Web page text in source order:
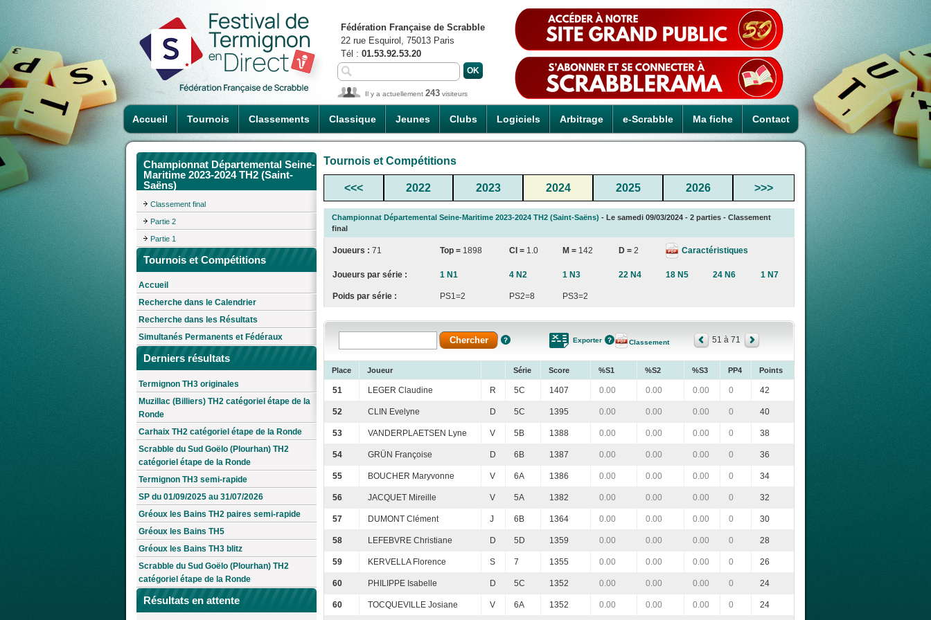
Accueil Tournois Classements Classique Jeunes Clubs Logiciels Arbitrage e-Scrabble Ma fiche Contact
Fédération Française de Scrabble
22 rue Esquirol, 75013 Paris
Tél : 01.53.92.53.20
Il y a actuellement 243 visiteurs
Championnat Départemental Seine-
Maritime 2023-2024 TH2 (Saint-
Saëns)
Classement final
Partie 2
Partie 1
Tournois et Compétitions
Accueil
Recherche dans le Calendrier
Recherche dans les Résultats
Simultanés Permanents et Fédéraux
Derniers résultats
Termignon TH3 originales
Muzillac (Billiers) TH2 catégoriel étape de la
Ronde
Carhaix TH2 catégoriel étape de la Ronde
Scrabble du Sud Goëlo (Plourhan) TH2
catégoriel étape de la Ronde
Termignon TH3 semi-rapide
SP du 01/09/2025 au 31/07/2026
Gréoux les Bains TH2 paires semi-rapide
Gréoux les Bains TH5
Gréoux les Bains TH3 blitz
Scrabble du Sud Goëlo (Plourhan) TH2
catégoriel étape de la Ronde
Résultats en attente
Tournois et Compétitions
<<< 2022 2023 2024 2025 2026 >>>
Championnat Départemental Seine-Maritime 2023-2024 TH2 (Saint-Saëns) - Le samedi 09/03/2024 - 2 parties - Classement
final
Joueurs : 71 Top = 1898 CI = 1.0 M = 142 D = 2 Caractéristiques
Joueurs par série : 1 N1 4 N2 1 N3 22 N4 18 N5 24 N6 1 N7
Poids par série : PS1=2 PS2=8 PS3=2
Exporter Classement 51 à 71
Place Joueur Série Score %S1 %S2 %S3 PP4 Points
51 LEGER Claudine R 5C 1407 0.00 0.00 0.00 0 42
52 CLIN Evelyne D 5C 1395 0.00 0.00 0.00 0 40
53 VANDERPLAETSEN Lyne V 5B 1388 0.00 0.00 0.00 0 38
54 GRÜN Françoise D 6B 1387 0.00 0.00 0.00 0 36
55 BOUCHER Maryvonne V 6A 1386 0.00 0.00 0.00 0 34
56 JACQUET Mireille V 5A 1382 0.00 0.00 0.00 0 32
57 DUMONT Clément J 6B 1364 0.00 0.00 0.00 0 30
58 LEFEBVRE Christiane D 5D 1359 0.00 0.00 0.00 0 28
59 KERVELLA Florence S 7 1355 0.00 0.00 0.00 0 26
60 PHILIPPE Isabelle D 5C 1352 0.00 0.00 0.00 0 24
60 TOCQUEVILLE Josiane V 6A 1352 0.00 0.00 0.00 0 24